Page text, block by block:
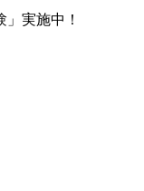
実施中！